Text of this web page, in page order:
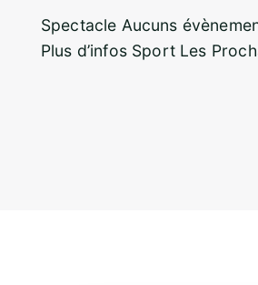
Spectacle Aucuns
Plus d’infos Sport Les